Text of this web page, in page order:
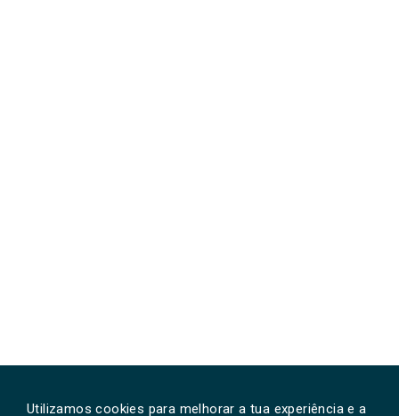
Utilizamos cookies para melhorar a tua experiência e a